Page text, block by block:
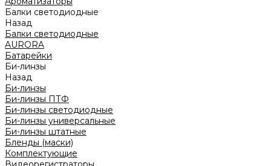
Балки светодиодные
Назад
Балки светодиодные
AURORA
Батарейки
Би-линзы
Назад
Би-линзы
Би-линзы ПТФ
Би-линзы светодиодные
Би-линзы универсальные
Би-линзы штатные
Бленды (маски)
Комплектующие